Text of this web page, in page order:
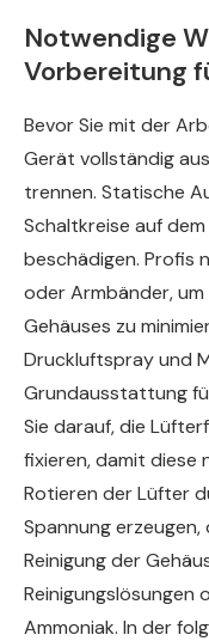
Notwendige
Vorbereitung
Bevor Sie mit der
Gerät vollständig
trennen. Statische
Schaltkreise auf
beschädigen.
oder Armbänder, um
Gehäuses zu
Druckluftspray und
Grundausstattung
Sie darauf, die
fixieren, damit diese
Rotieren der Lüfter
Spannung
Reinigung der
Reinigungslösungen
Ammoniak. In der